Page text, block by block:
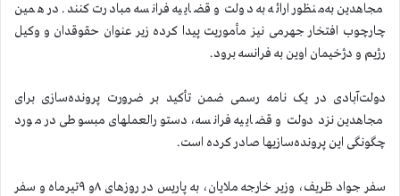
مجاهدین به‌منظور ارائه به دولت و قضاییه فرانسه مبادرت کنند. در همین
چارچوب افتخار جهرمی نیز مأموریت پیدا کرده زیر عنوان حقوقدان و وکیل
رژیم و دژخیمان اوین به فرانسه برود.
دولت‌آبادی در یک نامه رسمی ضمن تأکید بر ضرورت پرونده‌سازی برای
مجاهدین نزد دولت و قضاییه فرانسه، دستورالعملهای مبسوطی در مورد
چگونگی این پرونده‌سازیها صادر کرده است.
سفر جواد ظریف، وزیر خارجه ملایان، به پاریس در روزهای ۸و ۹تیرماه و سفر